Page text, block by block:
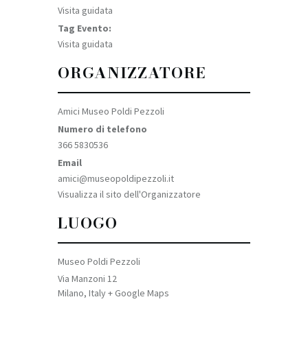
Visita guidata
Tag Evento:
Visita guidata
ORGANIZZATORE
Amici Museo Poldi Pezzoli
Numero di telefono
366 5830536
Email
amici@museopoldipezzoli.it
Visualizza il sito dell'Organizzatore
LUOGO
Museo Poldi Pezzoli
Via Manzoni 12
Milano, Italy+ Google Maps